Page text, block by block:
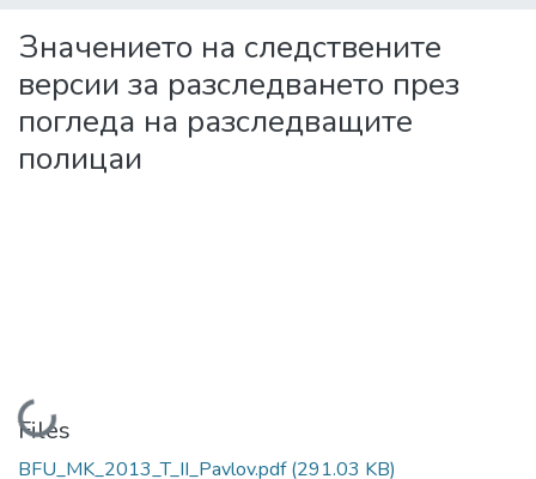
Значението на следствените
версии за разследването през
погледа на разследващите
полицаи
Loading...
Files
BFU_MK_2013_T_II_Pavlov.pdf(291.03 KB)